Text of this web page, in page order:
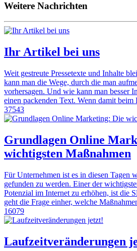
Weitere Nachrichten
Ihr Artikel bei uns
Weit gestreute Pressetexte und Inhalte
kann man die Wege, durch die man
vorhersagen. Und wie kann man besser
einen packenden Text. Wenn damit
37543
Grundlagen Online
wichtigsten Maßnahmen
Für Unternehmen ist es in diesen Tagen
gefunden zu werden. Einer der
Potenzial im Internet zu erhöhen, ist die
geht die Frage einher, welche
16079
Laufzeitveränderungen